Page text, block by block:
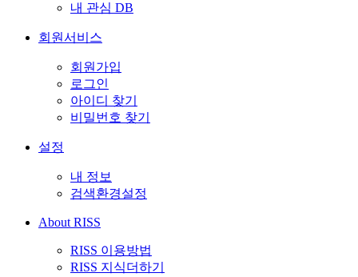
내 관심 DB
회원서비스
회원가입
로그인
아이디 찾기
비밀번호 찾기
설정
내 정보
검색환경설정
About RISS
RISS 이용방법
RISS 지식더하기